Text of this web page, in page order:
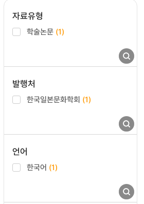
자료유형
학술논문 (1)
발행처
한국일본문화학회 (1)
언어
한국어 (1)